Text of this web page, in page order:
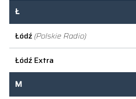
Ł
Łódź (Polskie Radio)
Łódź Extra
M